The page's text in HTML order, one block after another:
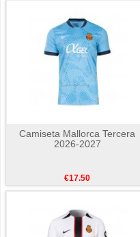
Camiseta Mallorca Tercera
2026-2027
€17.50